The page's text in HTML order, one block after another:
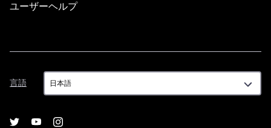
ユーザーヘルプ
言語
言
語